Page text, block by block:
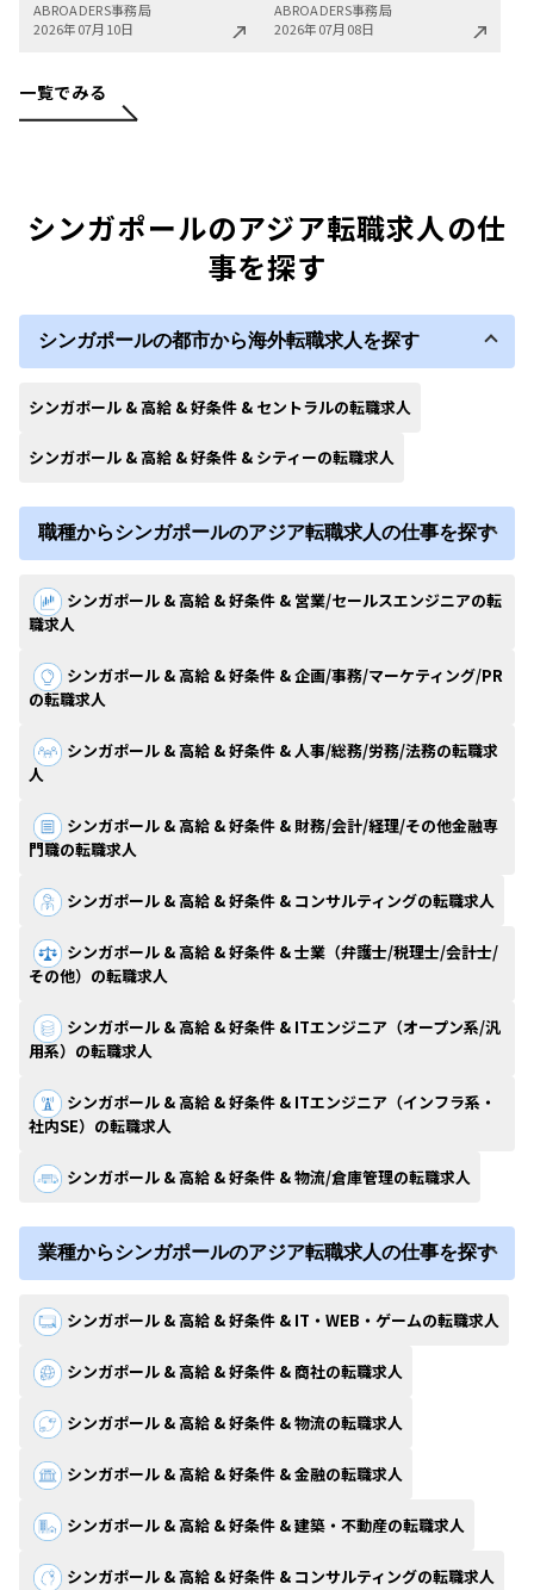
ABROADERS事務局
2026年07月10日
ABROADERS事務局
2026年07月08日
一覧でみる
シンガポールのアジア転職求人の仕
事を探す
シンガポールの都市から海外転職求人を探す
シンガポール & 高給 & 好条件 & セントラルの転職求人
シンガポール & 高給 & 好条件 & シティーの転職求人
職種からシンガポールのアジア転職求人の仕事を探す
シンガポール & 高給 & 好条件 & 営業/セールスエンジニアの転
職求人
シンガポール & 高給 & 好条件 & 企画/事務/マーケティング/PR
の転職求人
シンガポール & 高給 & 好条件 & 人事/総務/労務/法務の転職求
人
シンガポール & 高給 & 好条件 & 財務/会計/経理/その他金融専
門職の転職求人
シンガポール & 高給 & 好条件 & コンサルティングの転職求人
シンガポール & 高給 & 好条件 & 士業（弁護士/税理士/会計士/
その他）の転職求人
シンガポール & 高給 & 好条件 & ITエンジニア（オープン系/汎
用系）の転職求人
シンガポール & 高給 & 好条件 & ITエンジニア（インフラ系・
社内SE）の転職求人
シンガポール & 高給 & 好条件 & 物流/倉庫管理の転職求人
業種からシンガポールのアジア転職求人の仕事を探す
シンガポール & 高給 & 好条件 & IT・WEB・ゲームの転職求人
シンガポール & 高給 & 好条件 & 商社の転職求人
シンガポール & 高給 & 好条件 & 物流の転職求人
シンガポール & 高給 & 好条件 & 金融の転職求人
シンガポール & 高給 & 好条件 & 建築・不動産の転職求人
シンガポール & 高給 & 好条件 & コンサルティングの転職求人